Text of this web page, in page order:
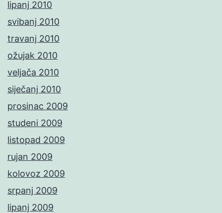
lipanj 2010
svibanj 2010
travanj 2010
ožujak 2010
veljača 2010
siječanj 2010
prosinac 2009
studeni 2009
listopad 2009
rujan 2009
kolovoz 2009
srpanj 2009
lipanj 2009